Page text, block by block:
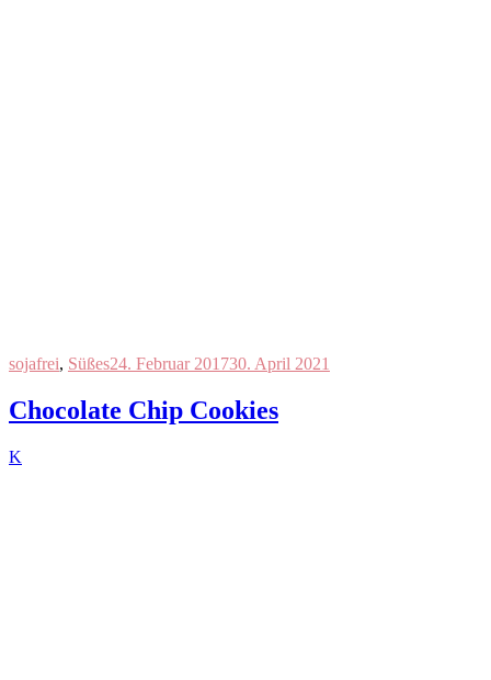
sojafrei, Süßes24. Februar 201730. April 2021
Chocolate Chip Cookies
K